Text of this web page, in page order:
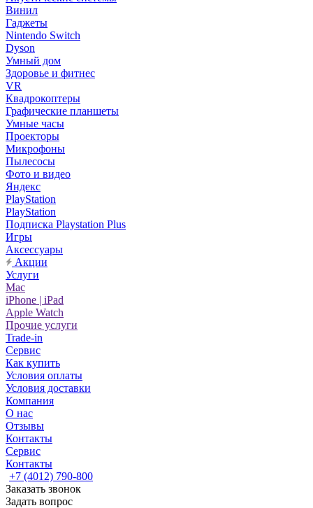
Винил
Гаджеты
Nintendo Switch
Dyson
Умный дом
Здоровье и фитнес
VR
Квадрокоптеры
Графические планшеты
Умные часы
Проекторы
Микрофоны
Пылесосы
Фото и видео
Яндекс
PlayStation
PlayStation
Подписка Playstation Plus
Игры
Аксессуары
Акции
Услуги
Mac
iPhone | iPad
Apple Watch
Прочие услуги
Trade-in
Сервис
Как купить
Условия оплаты
Условия доставки
Компания
О нас
Отзывы
Контакты
Сервис
Контакты
+7 (4012) 790-800
Заказать звонок
Задать вопрос